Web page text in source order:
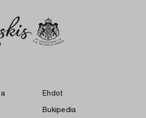
Ehdot
Bukipedia